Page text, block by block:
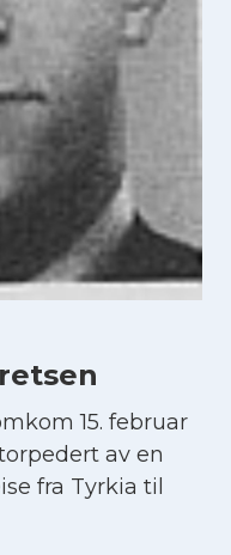
15. februar
av en
fra Tyrkia til